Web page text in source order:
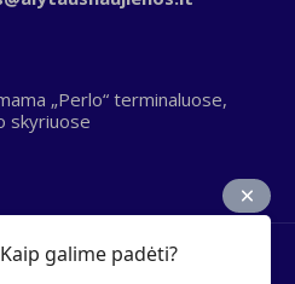
„Perlo“ terminaluose,
skyriuose
galime padėti?